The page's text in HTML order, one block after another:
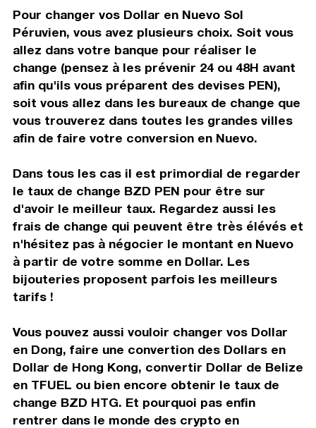
Pour changer vos Dollar en Nuevo Sol
Péruvien, vous avez plusieurs choix. Soit vous
allez dans votre banque pour réaliser le
change (pensez à les prévenir 24 ou 48H avant
afin qu'ils vous préparent des devises PEN),
soit vous allez dans les bureaux de change que
vous trouverez dans toutes les grandes villes
afin de faire votre conversion en Nuevo.
Dans tous les cas il est primordial de regarder
le taux de change BZD PEN pour être sur
d'avoir le meilleur taux. Regardez aussi les
frais de change qui peuvent être très élévés et
n'hésitez pas à négocier le montant en Nuevo
à partir de votre somme en Dollar. Les
bijouteries proposent parfois les meilleurs
tarifs !
Vous pouvez aussi vouloir changer vos Dollar
en Dong, faire une convertion des Dollars en
Dollar de Hong Kong, convertir Dollar de Belize
en TFUEL ou bien encore obtenir le taux de
change BZD HTG. Et pourquoi pas enfin
rentrer dans le monde des crypto en